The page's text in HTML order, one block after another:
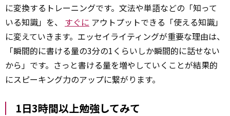
に変換するトレーニングです。文法や単語などの「知って
いる知識」を、 すぐに アウトプットできる「使える知識」
に変えていきます。エッセイライティングが重要な理由は、
「瞬間的に書ける量の3分の1くらいしか瞬間的に話せない
から」です。さっと書ける量を増やしていくことが結果的
にスピーキング力のアップに繋がります。
1日3時間以上勉強してみて